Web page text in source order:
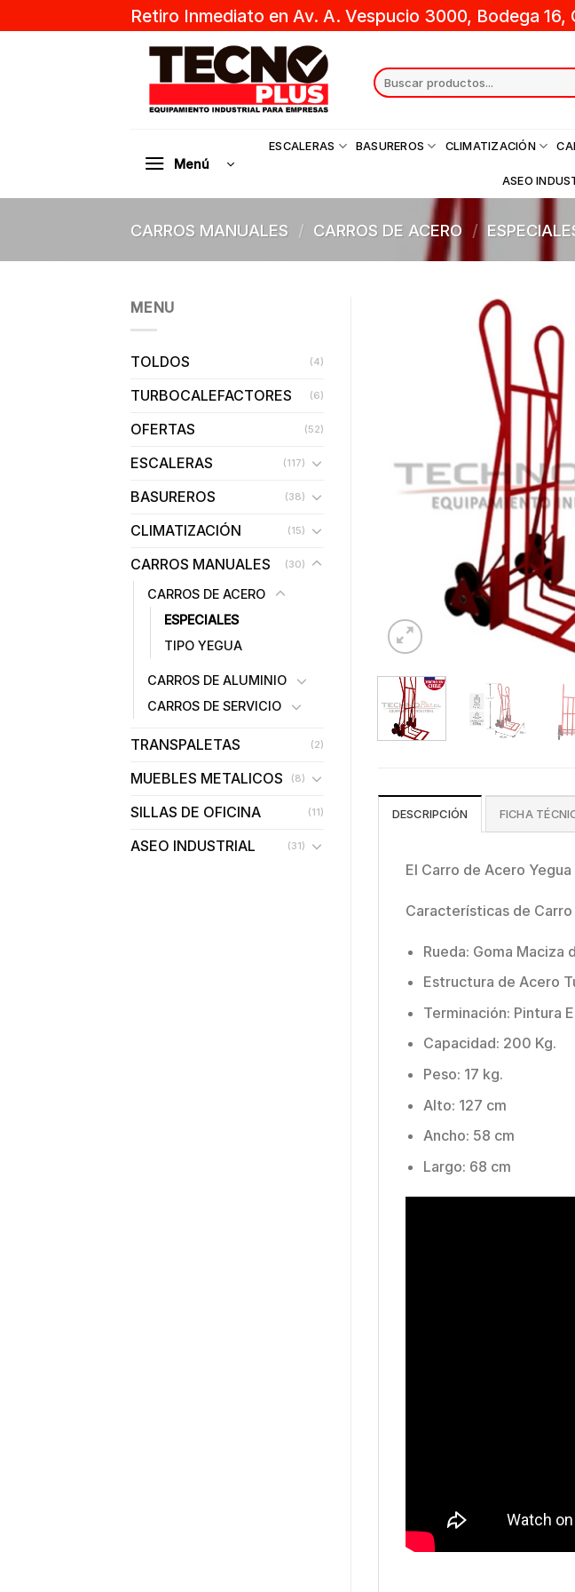
to
Retiro Inmediato en Av. A. Vespucio 3000, Bodega 16,
Search
for:
Menú
ESCALERAS BASUREROS CLIMATIZACIÓN
ASEO
CARROS MANUALES / CARROS DE ACERO /
MENU
TOLDOS (4)
TURBOCALEFACTORES (6)
OFERTAS (52)
ESCALERAS (117)
BASUREROS (38)
CLIMATIZACIÓN (15)
CARROS MANUALES (30)
CARROS DE ACERO
ESPECIALES
TIPO YEGUA
CARROS DE ALUMINIO
CARROS DE SERVICIO
TRANSPALETAS (2)
MUEBLES METALICOS (8)
SILLAS DE OFICINA (11)
ASEO INDUSTRIAL (31)
DESCRIPCIÓN FICHA
El Carro de Acero
Características de
Rueda: Goma Maciza
Estructura de Acero
Terminación: Pintura
Capacidad: 200 Kg.
Peso: 17 kg.
Alto: 127 cm
Ancho: 58 cm
Largo: 68 cm